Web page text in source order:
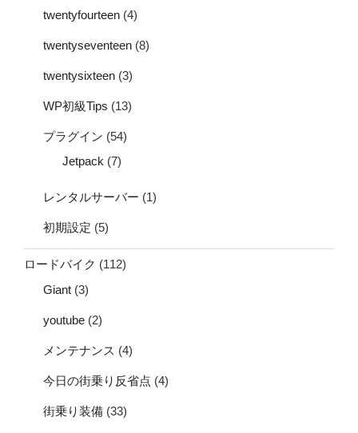
twentyfourteen (4)
twentyseventeen (8)
twentysixteen (3)
WP初級Tips (13)
プラグイン (54)
Jetpack (7)
レンタルサーバー (1)
初期設定 (5)
ロードバイク (112)
Giant (3)
youtube (2)
メンテナンス (4)
今日の街乗り反省点 (4)
街乗り装備 (33)